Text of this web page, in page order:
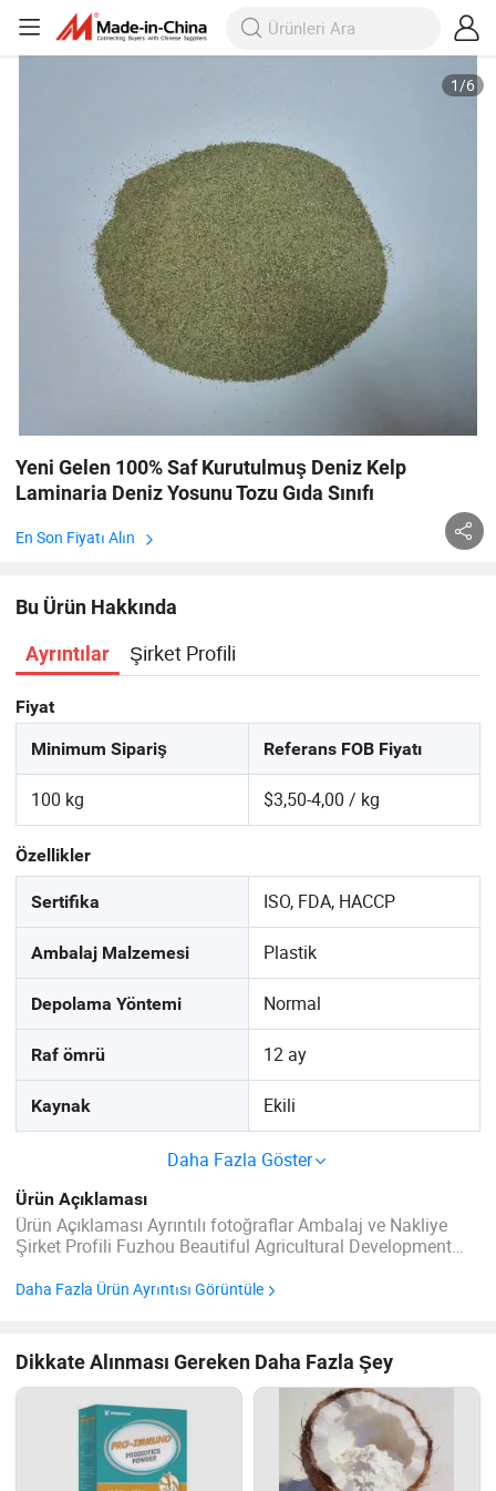
1/6
Yeni Gelen 100% Saf Kurutulmuş Deniz Kelp
Laminaria Deniz Yosunu Tozu Gıda Sınıfı
En Son Fiyatı Alın
Bu Ürün Hakkında
Ayrıntılar Şirket Profili
Fiyat
Minimum Sipariş Referans FOB Fiyatı
100 kg $3,50-4,00 / kg
Özellikler
Sertifika ISO, FDA, HACCP
Ambalaj Malzemesi Plastik
Depolama Yöntemi Normal
Raf ömrü 12 ay
Kaynak Ekili
Daha Fazla Göster
Ürün Açıklaması
Ürün Açıklaması Ayrıntılı fotoğraflar Ambalaj ve Nakliye
Şirket Profili Fuzhou Beautiful Agricultural Development
çalışmalarına dahil olan özel bir kuruluştur. Ürünlerimiz
Daha Fazla Ürün Ayrıntısı Görüntüle
Dikkate Alınması Gereken Daha Fazla Şey